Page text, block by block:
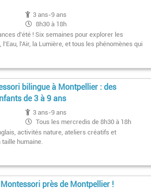
3 ans-9 ans
8h30 à 18h
d'été ! Six semaines pour explorer les
l'Air, la Lumière, et tous les phénomènes qui
bilingue à Montpellier : des
de 3 à 9 ans
3 ans-9 ans
Tous les mercredis de 8h30 à 18h
activités nature, ateliers créatifs et
humaine.
près de Montpellier !